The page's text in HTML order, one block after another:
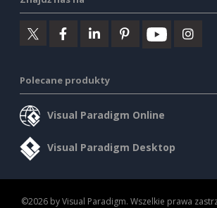
Polecane produkty
Visual Paradigm Online
Visual Paradigm Desktop
©2026 by Visual Paradigm. Wszelkie prawa